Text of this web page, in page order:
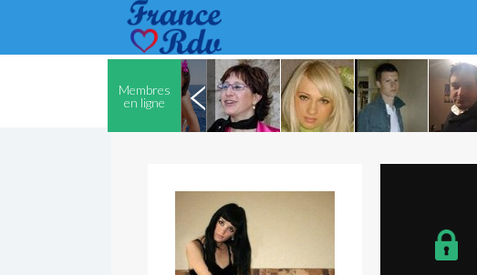
Membres
en ligne